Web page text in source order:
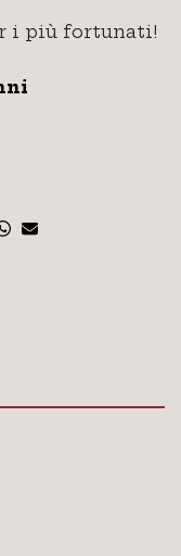
i più fortunati!